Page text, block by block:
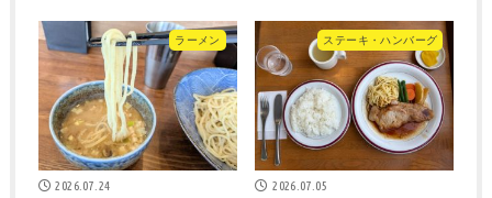
ラーメン
2026.07.24
ステーキ・ハンバーグ
2026.07.05